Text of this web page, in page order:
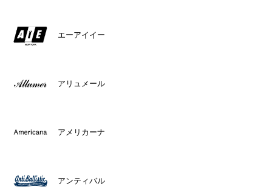
エーアイイー
アリュメール
アメリカーナ
アンティバル